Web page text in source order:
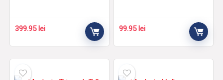
399.95 lei 99.95 lei